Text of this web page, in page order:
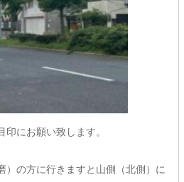
印にお願い致します。
）の方に行きますと山側（北側）に